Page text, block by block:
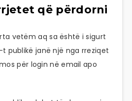
që përdorni
vetëm aq sa është i sigurt
t publikë janë një nga rreziqet
për login në email apo